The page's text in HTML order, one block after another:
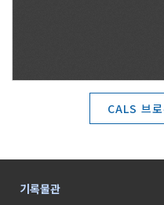
CALS 브
기록물관